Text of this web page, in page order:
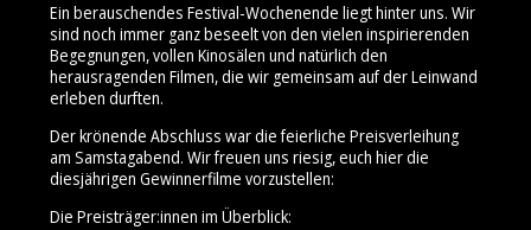
Ein berauschendes Festival-Wochenende liegt hinter uns. Wir
sind noch immer ganz beseelt von den vielen inspirierenden
Begegnungen, vollen Kinosälen und natürlich den
herausragenden Filmen, die wir gemeinsam auf der Leinwand
erleben durften.
Der krönende Abschluss war die feierliche Preisverleihung
am Samstagabend. Wir freuen uns riesig, euch hier die
diesjährigen Gewinnerfilme vorzustellen:
Die Preisträger:innen im Überblick: